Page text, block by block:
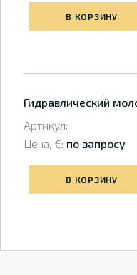
В КОРЗИНУ
Гидравлический
Артикул:
Цена, €: по запросу
В КОРЗИНУ